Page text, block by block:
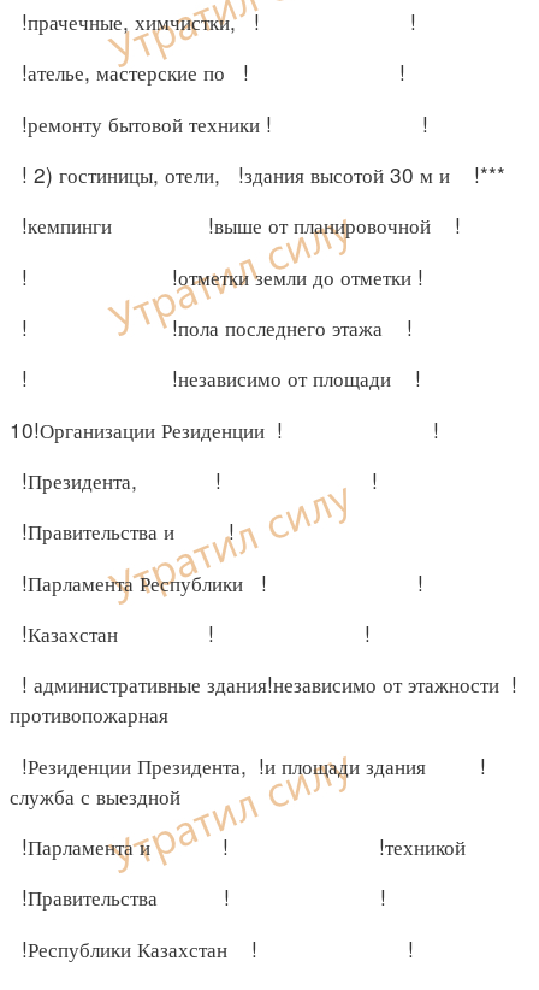
!прачечные, химчистки, ! !
!ателье, мастерские по ! !
!ремонту бытовой техники ! !
! 2) гостиницы, отели, !здания высотой 30 м и !***
!кемпинги !выше от планировочной !
! !отметки земли до отметки !
! !пола последнего этажа !
! !независимо от площади !
10!Организации Резиденции ! !
!Президента, ! !
!Правительства и !
!Парламента Республики ! !
!Казахстан ! !
! административные здания!независимо от этажности !
противопожарная
!Резиденции Президента, !и площади здания !
служба с выездной
!Парламента и ! !техникой
!Правительства ! !
!Республики Казахстан ! !